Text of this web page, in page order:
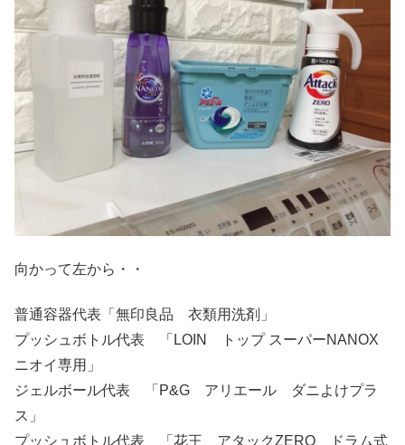
向かって左から・・
普通容器代表「無印良品 衣類用洗剤」
プッシュボトル代表 「LOIN トップ スーパーNANOX
ニオイ専用」
ジェルボール代表 「P&G アリエール ダニよけプラ
ス」
プッシュボトル代表 「花王 アタックZERO ドラム式